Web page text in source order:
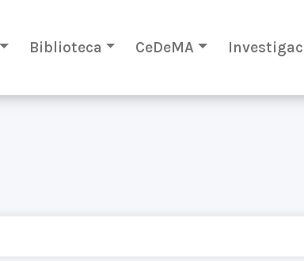
Biblioteca CeDeMA